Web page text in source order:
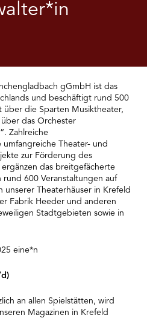
gGmbH ist das
und beschäftigt rund 500
über die Sparten Musiktheater,
über das Orchester
Zahlreiche
Theater- und
zur Förderung des
ergänzen das breitgefächerte
rund 600 Veranstaltungen auf
Theaterhäuser in Krefeld
Fabrik Heeder und anderen
Stadtgebieten sowie in
eine*n
an allen Spielstätten, wird
Magazinen in Krefeld